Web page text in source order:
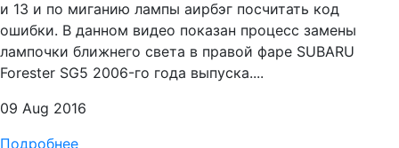
и 13 и по миганию лампы аирбэг посчитать код
ошибки. В данном видео показан процесс замены
лампочки ближнего света в правой фаре SUBARU
Forester SG5 2006-го года выпуска....
09 Aug 2016
Подробнее